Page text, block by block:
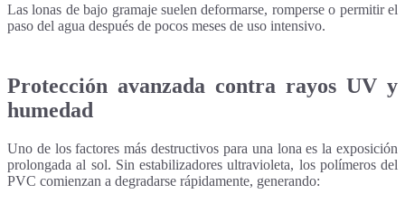
Las lonas de bajo gramaje suelen deformarse, romperse o permitir el
paso del agua después de pocos meses de uso intensivo.
Protección avanzada contra rayos UV y
humedad
Uno de los factores más destructivos para una lona es la exposición
prolongada al sol. Sin estabilizadores ultravioleta, los polímeros del
PVC comienzan a degradarse rápidamente, generando: